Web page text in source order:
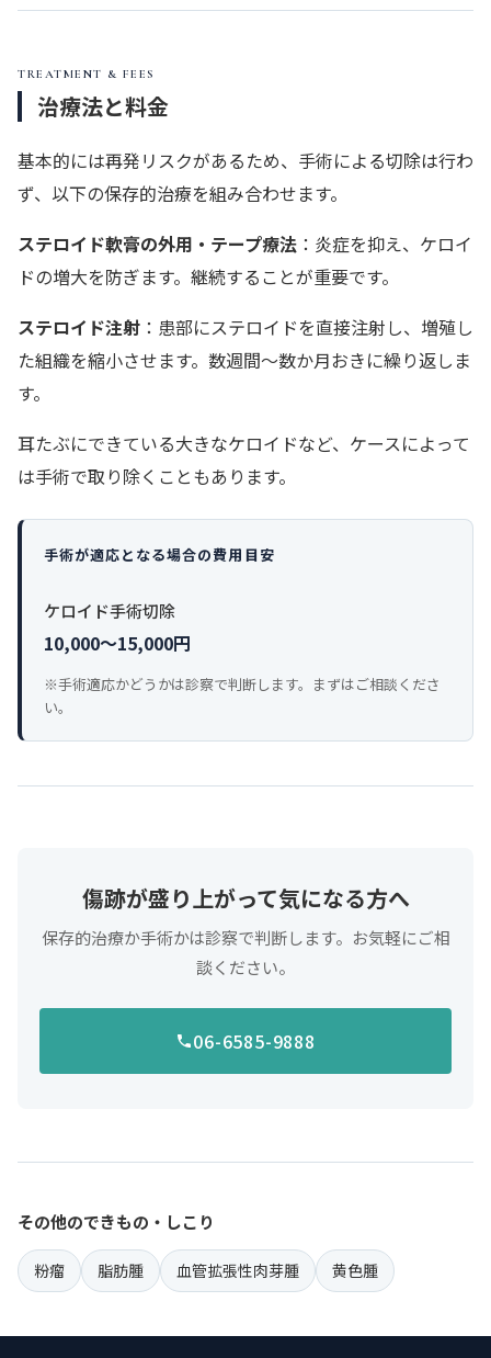
TREATMENT & FEES
治療法と料金
基本的には再発リスクがあるため、手術による切除は行わ
ず、以下の保存的治療を組み合わせます。
ステロイド軟膏の外用・テープ療法 ：炎症を抑え、ケロイ
ドの増大を防ぎます。継続することが重要です。
ステロイド注射 ：患部にステロイドを直接注射し、増殖し
た組織を縮小させます。数週間〜数か月おきに繰り返しま
す。
耳たぶにできている大きなケロイドなど、ケースによって
は手術で取り除くこともあります。
手術が適応となる場合の費用目安
ケロイド手術切除
10,000〜15,000円
※手術適応かどうかは診察で判断します。まずはご相談くださ
い。
傷跡が盛り上がって気になる方へ
保存的治療か手術かは診察で判断します。お気軽にご相
談ください。
06-6585-9888
その他のできもの・しこり
粉瘤 脂肪腫 血管拡張性肉芽腫 黄色腫